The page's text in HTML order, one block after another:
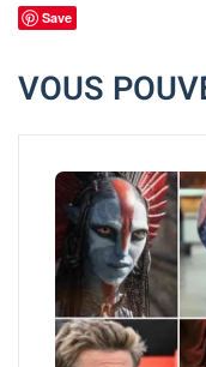
Save
VOUS